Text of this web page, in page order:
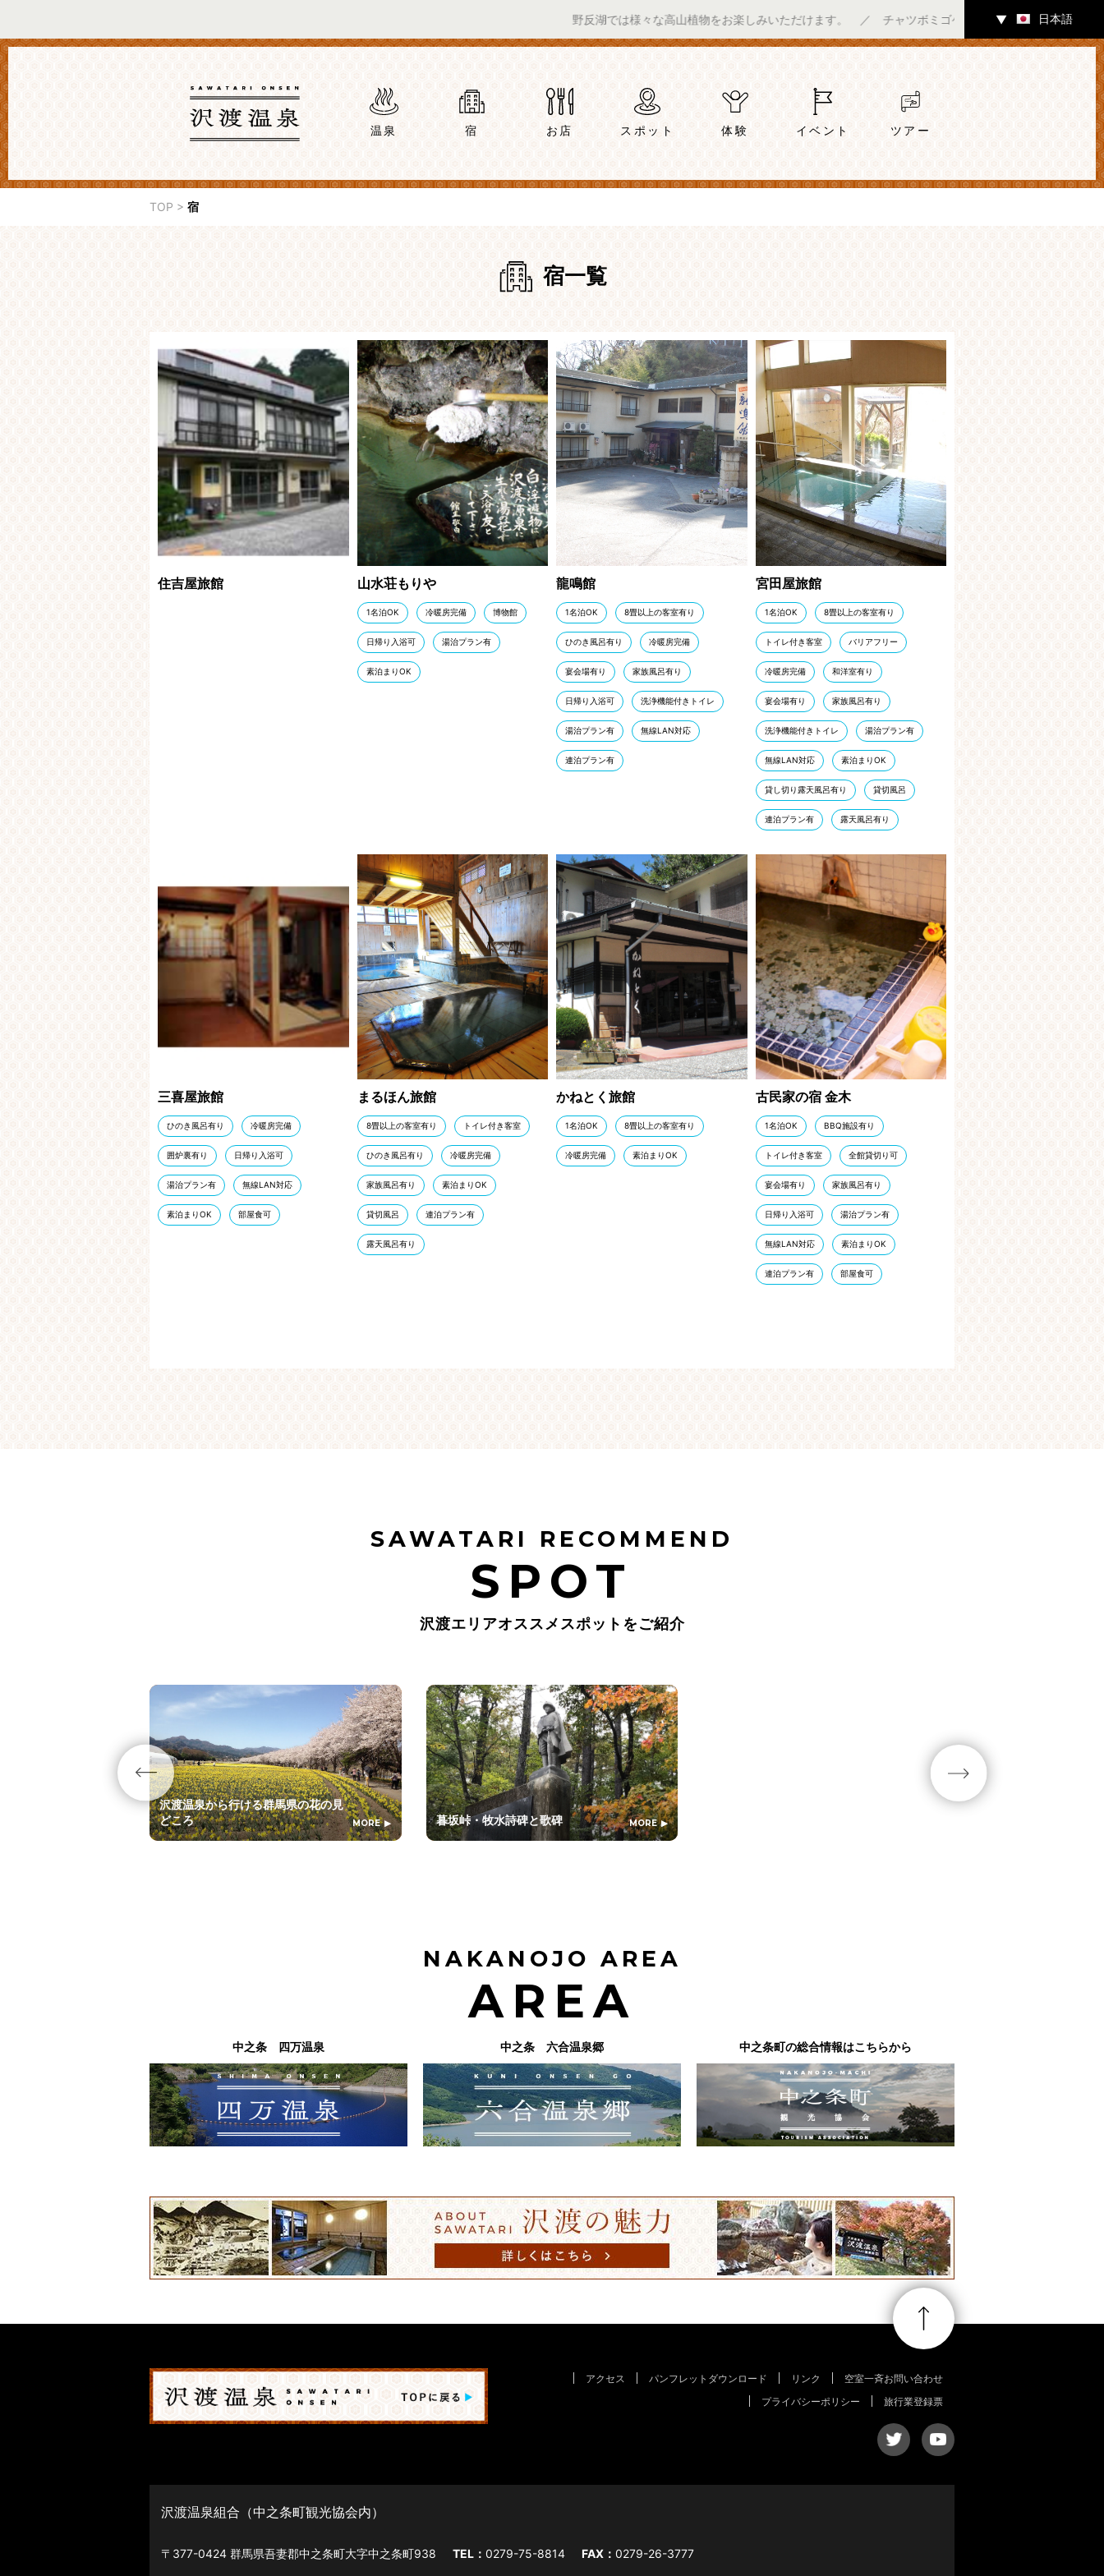
野反湖では様々な高山植物をお楽しみいただけます。 ／ チャツボミゴケ公園内ギャラリーにて7/4（土）～ア
▼ 日本語
温泉 宿 お店 スポット 体験 イベント ツアー
TOP > 宿
宿一覧
住吉屋旅館 山水荘もりや
1名泊OK 冷暖房完備 博物館
日帰り入浴可 湯治プラン有
素泊まりOK
龍鳴館
1名泊OK 8畳以上の客室有り
ひのき風呂有り 冷暖房完備
宴会場有り 家族風呂有り
日帰り入浴可 洗浄機能付きトイレ
湯治プラン有 無線LAN対応
連泊プラン有
宮田屋旅館
1名泊OK 8畳以上の客室有り
トイレ付き客室 バリアフリー
冷暖房完備 和洋室有り
宴会場有り 家族風呂有り
洗浄機能付きトイレ 湯治プラン有
無線LAN対応 素泊まりOK
貸し切り露天風呂有り 貸切風呂
連泊プラン有 露天風呂有り
三喜屋旅館
ひのき風呂有り 冷暖房完備
囲炉裏有り 日帰り入浴可
湯治プラン有 無線LAN対応
素泊まりOK 部屋食可
まるほん旅館
8畳以上の客室有り トイレ付き客室
ひのき風呂有り 冷暖房完備
家族風呂有り 素泊まりOK
貸切風呂 連泊プラン有
露天風呂有り
かねとく旅館
1名泊OK 8畳以上の客室有り
冷暖房完備 素泊まりOK
古民家の宿 金木
1名泊OK BBQ施設有り
トイレ付き客室 全館貸切り可
宴会場有り 家族風呂有り
日帰り入浴可 湯治プラン有
無線LAN対応 素泊まりOK
連泊プラン有 部屋食可
SAWATARI RECOMMEND
SPOT
沢渡エリアオススメスポットをご紹介
沢渡温泉から行ける群馬県の花の見
どころ
MORE 暮坂峠・牧水詩碑と歌碑 MORE
NAKANOJO AREA
AREA
中之条 四万温泉 中之条 六合温泉郷 中之条町の総合情報はこちらから
アクセス パンフレットダウンロード リンク
空室一斉お問い合わせ
プライバシーポリシー
旅行業登録票
沢渡温泉組合（中之条町観光協会内）
〒377-0424 群馬県吾妻郡中之条町大字中之条町938 TEL： 0279-75-8814 FAX： 0279-26-3777